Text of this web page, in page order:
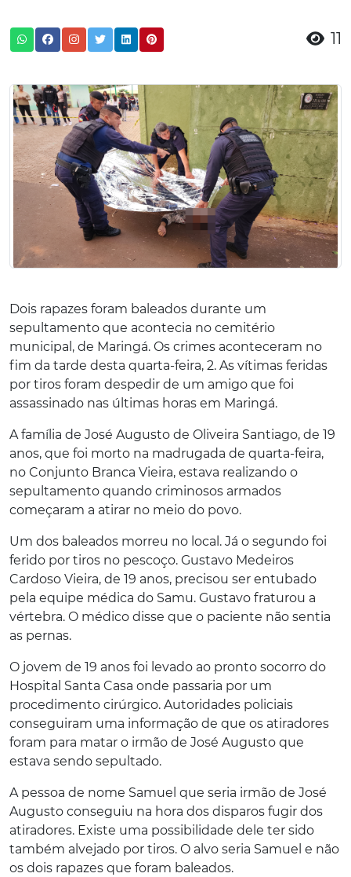
11
Dois rapazes foram baleados durante um
sepultamento que acontecia no cemitério
municipal, de Maringá. Os crimes aconteceram no
fim da tarde desta quarta-feira, 2. As vítimas feridas
por tiros foram despedir de um amigo que foi
assassinado nas últimas horas em Maringá.
A família de José Augusto de Oliveira Santiago, de 19
anos, que foi morto na madrugada de quarta-feira,
no Conjunto Branca Vieira, estava realizando o
sepultamento quando criminosos armados
começaram a atirar no meio do povo.
Um dos baleados morreu no local. Já o segundo foi
ferido por tiros no pescoço. Gustavo Medeiros
Cardoso Vieira, de 19 anos, precisou ser entubado
pela equipe médica do Samu. Gustavo fraturou a
vértebra. O médico disse que o paciente não sentia
as pernas.
O jovem de 19 anos foi levado ao pronto socorro do
Hospital Santa Casa onde passaria por um
procedimento cirúrgico. Autoridades policiais
conseguiram uma informação de que os atiradores
foram para matar o irmão de José Augusto que
estava sendo sepultado.
A pessoa de nome Samuel que seria irmão de José
Augusto conseguiu na hora dos disparos fugir dos
atiradores. Existe uma possibilidade dele ter sido
também alvejado por tiros. O alvo seria Samuel e não
os dois rapazes que foram baleados.